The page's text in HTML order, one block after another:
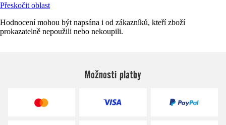
Přeskočit oblast
Hodnocení mohou být napsána i od zákazníků, kteří zboží
prokazatelně nepoužili nebo nekoupili.
Možnosti platby